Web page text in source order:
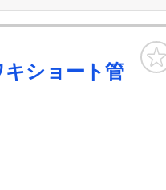
ショート管